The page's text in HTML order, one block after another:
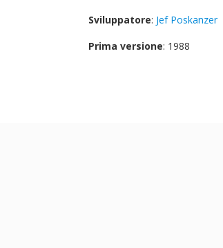
Sviluppatore: Jef Poskanzer
Prima versione: 1988